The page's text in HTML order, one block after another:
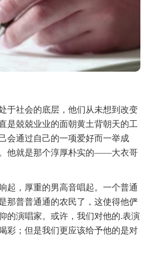
社会的底层，他们从未想到改变
是兢兢业业的面朝黄土背朝天的工
会通过自己的一项爱好而一举成
他就是那个淳厚朴实的——大衣哥
，厚重的男高音唱起。一个普通
那普普通通的农民了，这使得他俨
的演唱家。或许，我们对他的.表演
彩；但是我们更应该给予他的是对